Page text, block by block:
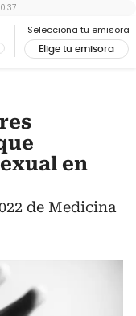
Selecciona tu emisora
Elige tu emisora
en
de Medicina